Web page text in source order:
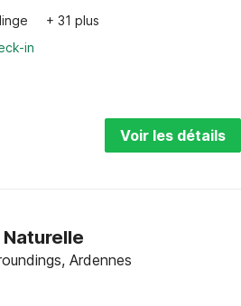
+ 31 plus
in
Voir les détails
Ardennes